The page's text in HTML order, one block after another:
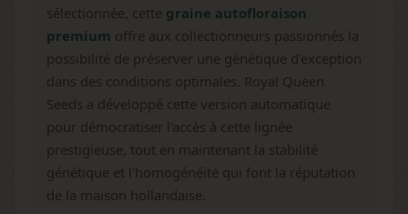
sélectionnée, cette graine autofloraison
premium offre aux collectionneurs passionnés la
possibilité de préserver une génétique d'exception
dans des conditions optimales. Royal Queen
Seeds a développé cette version automatique
pour démocratiser l'accès à cette lignée
prestigieuse, tout en maintenant la stabilité
génétique et l'homogénéité qui font la réputation
de la maison hollandaise.